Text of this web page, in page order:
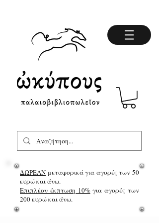
ΔΩΡΕΑΝ μεταφορικά για αγορές των 50
ευρώ και άνω.
Επιπλέον έκπτωση 10%για αγορές των
200 ευρώ και άνω.